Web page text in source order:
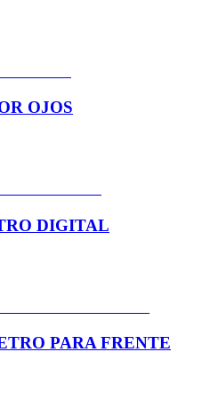
OJOS
DIGITAL
PARA FRENTE